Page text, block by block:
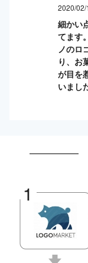
2020/02/
細かい
てます
ノのロ
り、お
が目を
いまし